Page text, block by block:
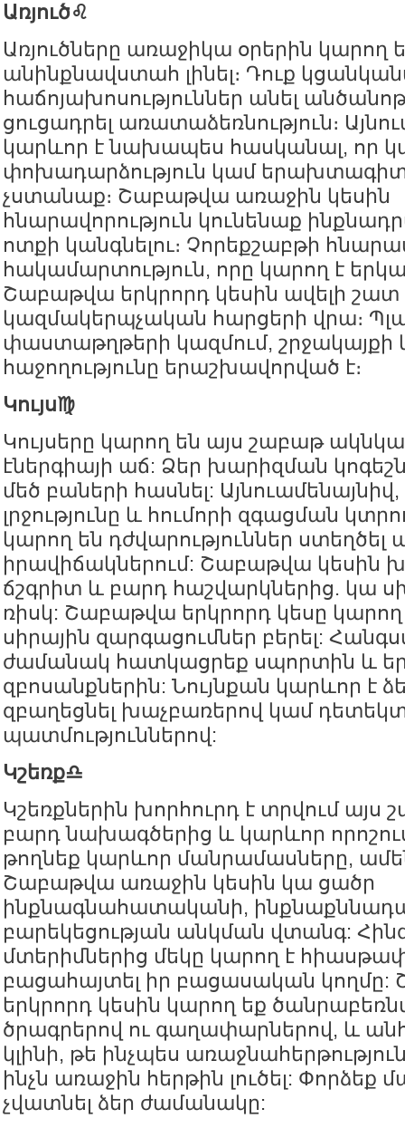
Առյուծ♌️
Առյուծները առաջիկա օրերին կարող
անինքնավստահ լինել։ Դուք
հաճոյախոսություններ անել
ցուցադրել առատաձեռնություն։
կարևոր է նախապես հասկանալ, որ
փոխադարձություն կամ
չստանաք։ Շաբաթվա առաջին կեսին
հնարավորություն կունենաք
ոտքի կանգնելու։ Չորեքշաբթի
հակամարտություն, որը կարող է
Շաբաթվա երկրորդ կեսին ավելի
կազմակերպչական հարցերի վրա։
փաստաթղթերի կազմում, շրջակայքի
հաջողությունը երաշխավորված է։
Կույս♍️
Կույսերը կարող են այս շաբաթ
էներգիայի աճ: Ձեր խարիզման
մեծ բաների հասնել:
լրջությունը և հումորի զգացման
կարող են դժվարություններ
իրավիճակներում: Շաբաթվա կեսին
ճշգրիտ և բարդ հաշվարկներից. կա
ռիսկ: Շաբաթվա երկրորդ կեսը
սիրային զարգացումներ բերել:
ժամանակ հատկացրեք սպորտին և
զբոսանքներին: Նույնքան կարևոր է
զբաղեցնել խաչբառերով կամ
պատմություններով:
Կշեռք♎️
Կշեռքներին խորհուրդ է տրվում այս
բարդ նախագծերից և կարևոր
թողնեք կարևոր մանրամասները,
Շաբաթվա առաջին կեսին կա ցածր
ինքնագնահատականի,
բարեկեցության անկման վտանգ:
մտերիմներից մեկը կարող է
բացահայտել իր բացասական
երկրորդ կեսին կարող եք
ծրագրերով ու գաղափարներով, և
կլինի, թե ինչպես
ինչն առաջին հերթին լուծել: Փորձեք
չվատնել ձեր ժամանակը: